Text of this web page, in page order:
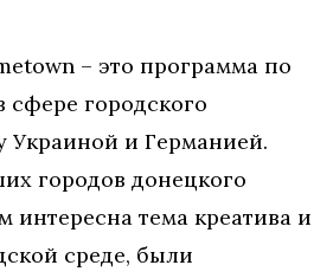
– это программа по
городского
Украиной и Германией.
городов донецкого
интересна тема креатива и
среде, были